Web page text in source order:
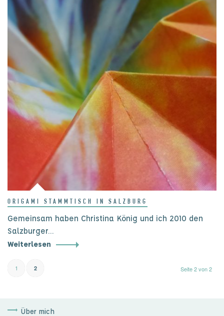
ORIGAMI STAMMTISCH IN SALZBURG
Gemeinsam haben Christina König und ich 2010 den
Salzburger…
Weiterlesen
Seite 2 von 2
1 2
Über mich